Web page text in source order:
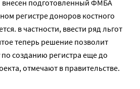
внесен подготовленный ФМБА
регистре доноров костного
в частности, ввести ряд льгот
теперь решение позволит
созданию регистра еще до
отмечают в правительстве.